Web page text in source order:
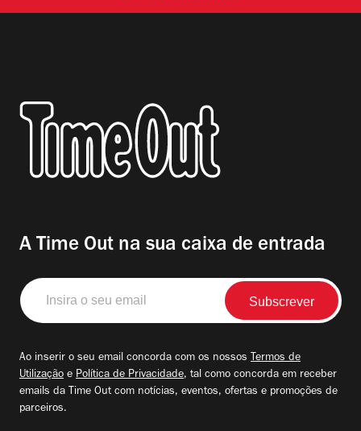
A Time Out na sua caixa de entrada
Insira
o
seu
Ao inserir o seu email concorda com os nossos Termos de
Utilização e Política de Privacidade, tal como concorda em receber
emails da Time Out com notícias, eventos, ofertas e promoções de
parceiros.